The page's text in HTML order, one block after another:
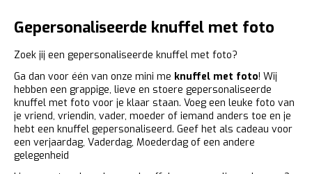
Gepersonaliseerde knuffel met foto
Zoek jij een gepersonaliseerde knuffel met foto?
Ga dan voor één van onze mini me knuffel met foto! Wij
hebben een grappige, lieve en stoere gepersonaliseerde
knuffel met foto voor je klaar staan. Voeg een leuke foto van
je vriend, vriendin, vader, moeder of iemand anders toe en je
hebt een knuffel gepersonaliseerd. Geef het als cadeau voor
een verjaardag, Vaderdag, Moederdag of een andere
gelegenheid